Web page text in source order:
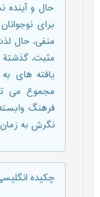
حال و آینده
برای
منفی، حال
مثبت،
یافته های
مجموع می
فرهنگ
نگرش به زمان
چکیده انگلیسی